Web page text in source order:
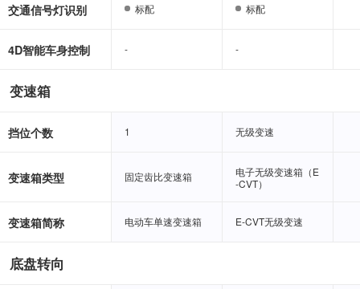
交通信号灯识别 标配 标配
4D智能车身控制 - -
变速箱
挡位个数 1 无级变速
变速箱类型 固定齿比变速箱
电子无级变速箱（E
-CVT）
变速箱简称 电动车单速变速箱 E-CVT无级变速
底盘转向
标配 标配
- -
1 无级变速
固定齿比变速箱
电子无级变速箱（E
-CVT）
电动车单速变速箱 E-CVT无级变速